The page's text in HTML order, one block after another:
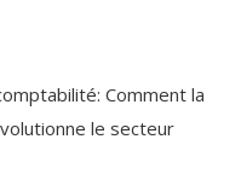
Comment la
le secteur